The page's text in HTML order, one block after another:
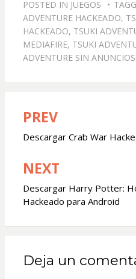
POSTED IN JUEGOS
ADVENTURE HACKEADO,
HACKEADO, TSUKI
MEDIAFIRE, TSUKI
ADVENTURE SIN ANUNCIOS
Navegación
de
entradas
PREV
Descargar Crab War
NEXT
Descargar Harry Potter:
Hackeado para Android
Deja un